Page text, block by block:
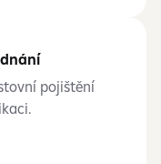
pojištění